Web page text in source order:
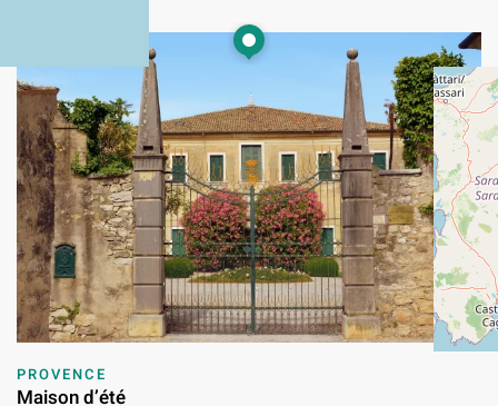
PROVENCE
Maison d’été